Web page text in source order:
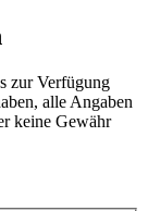
zur Verfügung
alle Angaben
keine Gewähr